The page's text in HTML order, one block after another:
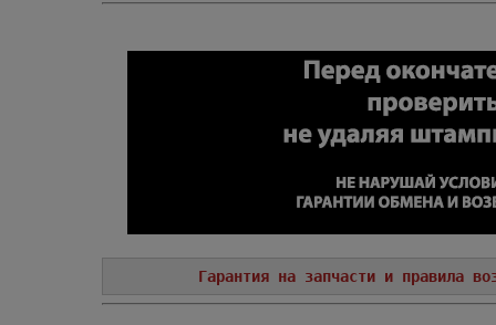
Гарантия на запчасти и правила